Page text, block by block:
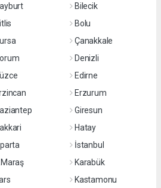
Bilecik
Bolu
Çanakkale
Denizli
Edirne
Erzurum
Giresun
Hatay
İstanbul
Karabük
Kastamonu